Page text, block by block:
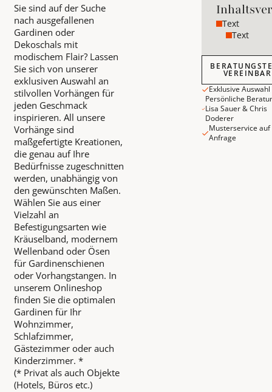
Sie sind auf der Suche
nach ausgefallenen
Gardinen oder
Dekoschals mit
modischem Flair? Lassen
Sie sich von unserer
exklusiven Auswahl an
stilvollen Vorhängen für
jeden Geschmack
inspirieren. All unsere
Vorhänge sind
maßgefertigte Kreationen,
die genau auf Ihre
Bedürfnisse zugeschnitten
werden, unabhängig von
den gewünschten Maßen.
Wählen Sie aus einer
Vielzahl an
Befestigungsarten wie
Kräuselband, modernem
Wellenband oder Ösen
für Gardinenschienen
oder Vorhangstangen. In
unserem Onlineshop
finden Sie die optimalen
Gardinen für Ihr
Wohnzimmer,
Schlafzimmer,
Gästezimmer oder auch
Kinderzimmer. *
(* Privat als auch Objekte
(Hotels, Büros etc.)
Text
Text
Exklusive Auswahl
Persönliche
Lisa Sauer & Chris
Doderer
Musterservice auf
Anfrage